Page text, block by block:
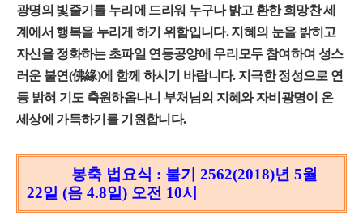
광명의 빛줄기를 누리에 드리워 누구나 밝고 환한 희망찬 세
계에서 행복을 누리게 하기 위함입니다.지혜의 눈을 밝히고
자신을 정화하는 초파일 연등공양에 우리모두 참여하여 성스
러운 불연(佛緣)에 함께 하시기 바랍니다. 지극한 정성으로 연
등 밝혀 기도 축원하옵나니 부처님의 지혜와 자비광명이 온
세상에 가득하기를 기원합니다.
봉축 법요식 : 불기 2562(2018)년 5월
22일 (음 4.8일) 오전 10시